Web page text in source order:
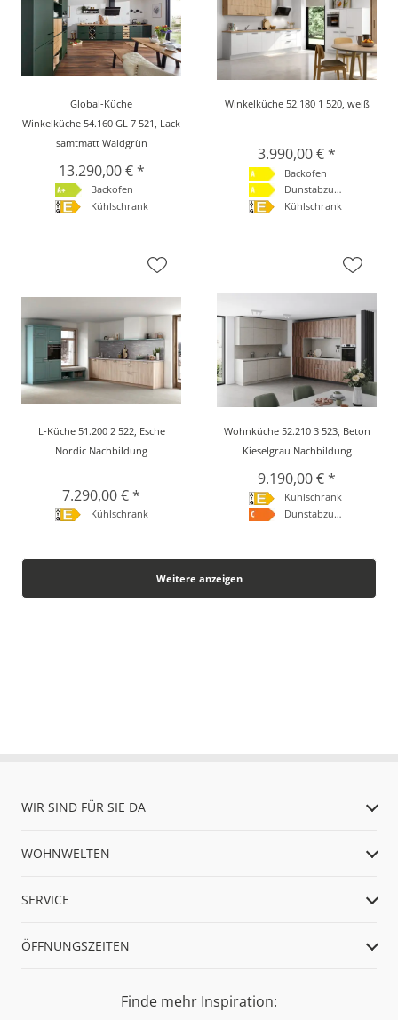
Global-Küche
Winkelküche 54.160 GL 7 521, Lack
samtmatt Waldgrün
13.290,00 € *
Backofen
Kühlschrank
Winkelküche 52.180 1 520, weiß
3.990,00 € *
Backofen
Dunstabzugshaube
Kühlschrank
L-Küche 51.200 2 522, Esche
Nordic Nachbildung
7.290,00 € *
Kühlschrank
Wohnküche 52.210 3 523, Beton
Kieselgrau Nachbildung
9.190,00 € *
Kühlschrank
Dunstabzugshaube
Weitere anzeigen
WIR SIND FÜR SIE DA
WOHNWELTEN
SERVICE
ÖFFNUNGSZEITEN
Finde mehr Inspiration: